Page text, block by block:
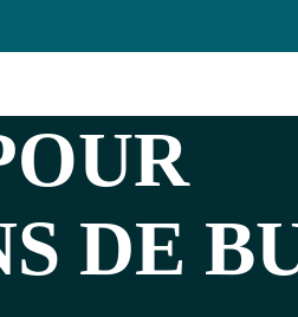
DE